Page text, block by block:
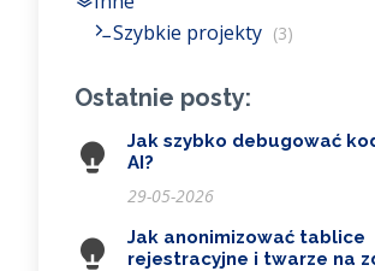
Szybkie projekty (3)
Ostatnie posty:
Jak szybko debugować
AI?
29-05-2026
Jak anonimizować tablice
rejestracyjne i twarze na